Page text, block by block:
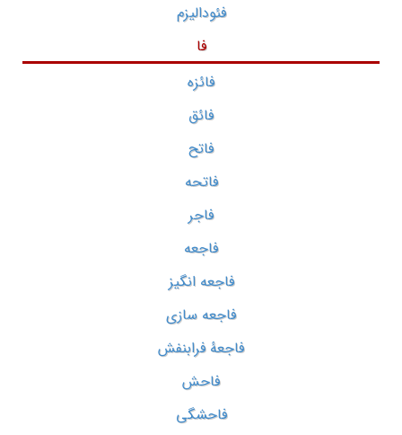
فئودالیزم
فا
فائزه
فائق
فاتح
فاتحه
فاجر
فاجعه
فاجعه انگیز
فاجعه سازی
فاجعۀ فرابنفش
فاحش
فاحشگی